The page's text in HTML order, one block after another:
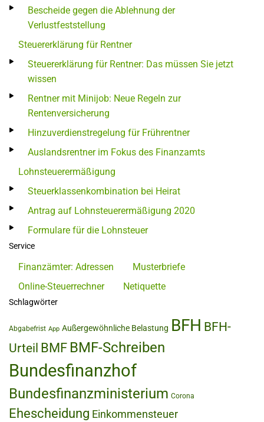
Bescheide gegen die Ablehnung der
Verlustfeststellung
Steuererklärung für Rentner
Steuererklärung für Rentner: Das müssen Sie jetzt
wissen
Rentner mit Minijob: Neue Regeln zur
Rentenversicherung
Hinzuverdienstregelung für Frührentner
Auslandsrentner im Fokus des Finanzamts
Lohnsteuerermäßigung
Steuerklassenkombination bei Heirat
Antrag auf Lohnsteuerermäßigung 2020
Formulare für die Lohnsteuer
Service
Finanzämter: Adressen
Musterbriefe
Online-Steuerrechner
Netiquette
Schlagwörter
Abgabefrist App Außergewöhnliche Belastung BFH BFH-
Urteil BMF BMF-Schreiben
Bundesfinanzhof
Bundesfinanzministerium Corona
Ehescheidung Einkommensteuer